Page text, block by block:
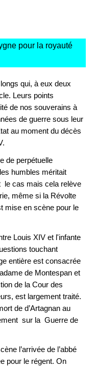
pour la royauté
qui, à eux deux
Leurs points
de nos souverains à
de guerre sous leur
au moment du décès
de perpétuelle
humbles méritait
le cas mais cela relève
même si la Révolte
mise en scène pour le
Louis XIV et l'infante
touchant
entière est consacrée
de Montespan et
de la Cour des
est largement traité.
de d’Artagnan au
sur la Guerre de
l’arrivée de l’abbé
pour le régent. On